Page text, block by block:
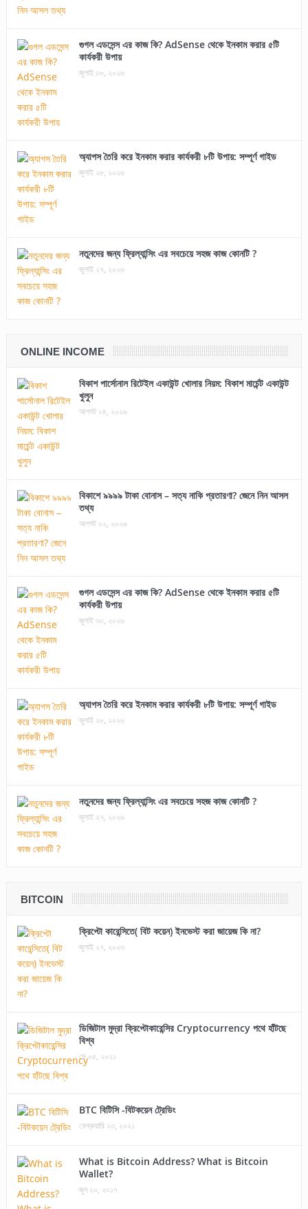
গুগল এডসেন্স এর কাজ কি? AdSense থেকে ইনকাম করার ৫টি
কার্যকরী উপায়
জুলাই ৩০, ২০২৬
অ্যাপস তৈরি করে ইনকাম করার কার্যকরী ৮টি উপায়: সম্পূর্ণ গাইড
জুলাই ২৮, ২০২৬
নতুনদের জন্য ফ্রিল্যান্সিং এর সবচেয়ে সহজ কাজ কোনটি ?
জুলাই ২৭, ২০২৬
ONLINE INCOME
বিকাশ পার্সোনাল রিটেইল একাউন্ট খোলার নিয়ম: বিকাশ মার্চেন্ট একাউন্ট
খুলুন
আগস্ট ০৪, ২০২৬
বিকাশে ৯৯৯৯ টাকা বোনাস – সত্য নাকি প্রতারণা? জেনে নিন আসল
তথ্য
আগস্ট ০২, ২০২৬
গুগল এডসেন্স এর কাজ কি? AdSense থেকে ইনকাম করার ৫টি
কার্যকরী উপায়
জুলাই ৩০, ২০২৬
অ্যাপস তৈরি করে ইনকাম করার কার্যকরী ৮টি উপায়: সম্পূর্ণ গাইড
জুলাই ২৮, ২০২৬
নতুনদের জন্য ফ্রিল্যান্সিং এর সবচেয়ে সহজ কাজ কোনটি ?
জুলাই ২৭, ২০২৬
BITCOIN
ক্রিপ্টো কারেন্সিতে( বিট কয়েন) ইনভেস্ট করা জায়েজ কি না?
জুলাই ২৭, ২০২৩
ডিজিটাল মুদ্রা ক্রিপ্টোকারেন্সির Cryptocurrency পথে হাঁটছে
বিশ্ব
মে ০৫, ২০২১
BTC বিটিসি -বিটকয়েন ট্রেডিং
ফেব্রুয়ারি ২৩, ২০২১
What is Bitcoin Address? What is Bitcoin
Wallet?
জুন ২০, ২০১৭